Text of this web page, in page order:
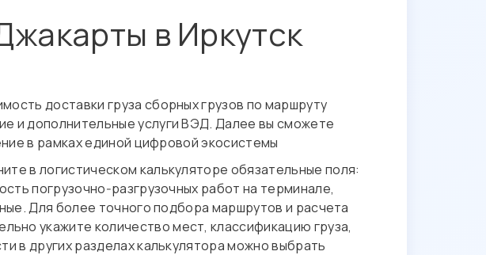
в Иркутск
доставки груза сборных грузов по маршруту
и дополнительные услуги ВЭД. Далее вы сможете
в рамках единой цифровой экосистемы
в логистическом калькуляторе обязательные поля:
погрузочно‑разгрузочных работ на терминале,
Для более точного подбора маршрутов и расчета
укажите количество мест, классификацию груза,
в других разделах калькулятора можно выбрать